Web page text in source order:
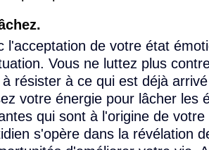
l'acceptation de votre état
Vous ne luttez plus
à résister à ce qui est déjà
votre énergie pour lâcher les
qui sont à l'origine de
s'opère dans la révélation